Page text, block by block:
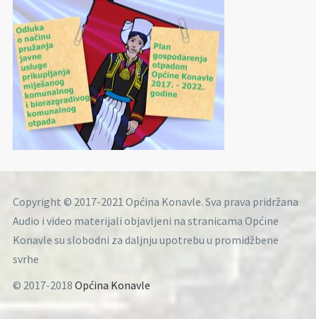
Copyright © 2017-2021 Općina Konavle. Sva prava pridržana
Audio i video materijali objavljeni na stranicama Općine
Konavle su slobodni za daljnju upotrebu u promidžbene
svrhe
© 2017-2018 Općina Konavle